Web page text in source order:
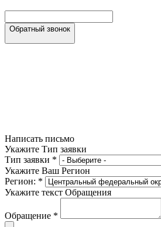
Обратный звонок
Написать письмо
Укажите Тип заявки
Тип заявки *
Укажите Ваш Регион
Регион: *
Укажите текст Обращения
Обращение *